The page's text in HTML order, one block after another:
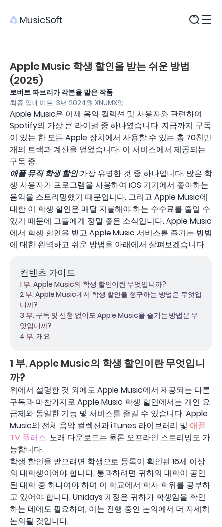
Apple Music 학생 할인을 받는 쉬운 방법
(2025)
로버트 파브리가 각본을 맡은 작품
최종 업데이트: 3년 2024월 XNUMX일
Apple Music은 이제 음악 컬렉션 및 사용자와 관련하여
Spotify의 가장 큰 라이벌 중 하나였습니다. 지금까지 구독
이 있는 한 모든 Apple 장치에서 사용할 수 있는 총 70천만
개의 트랙과 계산을 얻었습니다. 이 서비스에서 제공되는
구독 중.
애플 뮤직 학생 할인가장 유명한 것 중 하나입니다. 많은 학
생 사용자가 프로그램을 사용하여 iOS 기기에서 좋아하는
음악을 스트리밍했기 때문입니다. 그리고 Apple Music에
대한 이 학생 할인은 매달 지불해야 하는 수수료를 줄일 수
있기 때문에 그들에게 정말 좋은 소식입니다. Apple Music
에서 학생 할인을 받고 Apple Music 서비스를 즐기는 방법
에 대한 완벽하고 쉬운 방법을 아래에서 살펴보겠습니다.
컨텐츠 가이드
1 부. Apple Music의 학생 할인이란 무엇입니까?
2 부. Apple Music에서 학생 할인을 청구하는 방법은 무엇입
니까?
3 부. 구독 및 신청 없이도 Apple Music을 즐기는 방법은 무
엇입니까?
4 부. 개요
1 부. Apple Music의 학생 할인이란 무엇입니
까?
위에서 설명한 것 외에도 Apple Music에서 제공되는 다른
구독과 마찬가지로 Apple Music 학생 할인에서는 개인 요
금제와 동일한 기능 및 서비스를 즐길 수 있습니다. Apple
Music의 전체 음악 컬렉션과 iTunes 라이브러리 및 애플
TV 플러스. 노래 다운로드는 물론 오프라인 스트리밍도 가
능합니다.
학생 할인을 받으려면 학생으로 등록이 확인된 16세 이상
의 대학생이어야 합니다. 통과하려면 귀하의 대학이 공인
된 대학 중 하나여야 하며 이 학교에서 학사 학위를 공부하
고 있어야 합니다. Unidays 계정은 귀하가 학생임을 확인
하는 데에도 필요하며, 이는 진행 중인 논의에서 더 자세히
논의될 것입니다.